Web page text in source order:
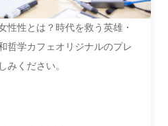
性性とは？時代を救う英雄・
哲学カフェオリジナルのプレ
みください。